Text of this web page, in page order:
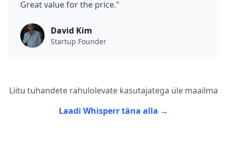
Great value for the price."
David Kim
Startup Founder
Liitu tuhandete rahulolevate kasutajatega üle maailma
Laadi Whisperr täna alla →